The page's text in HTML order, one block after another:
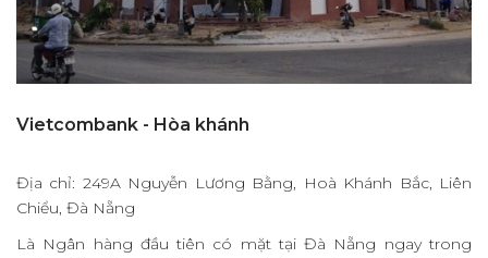
ビ
ス
プ
ロ
ェ
ク
Vietcombank - Hòa khánh
Địa chỉ: 249A Nguyễn Lương Bằng, Hoà Khánh Bắc, Liên
Chiểu, Đà Nẵng
Là Ngân hàng đầu tiên có mặt tại Đà Nẵng ngay trong